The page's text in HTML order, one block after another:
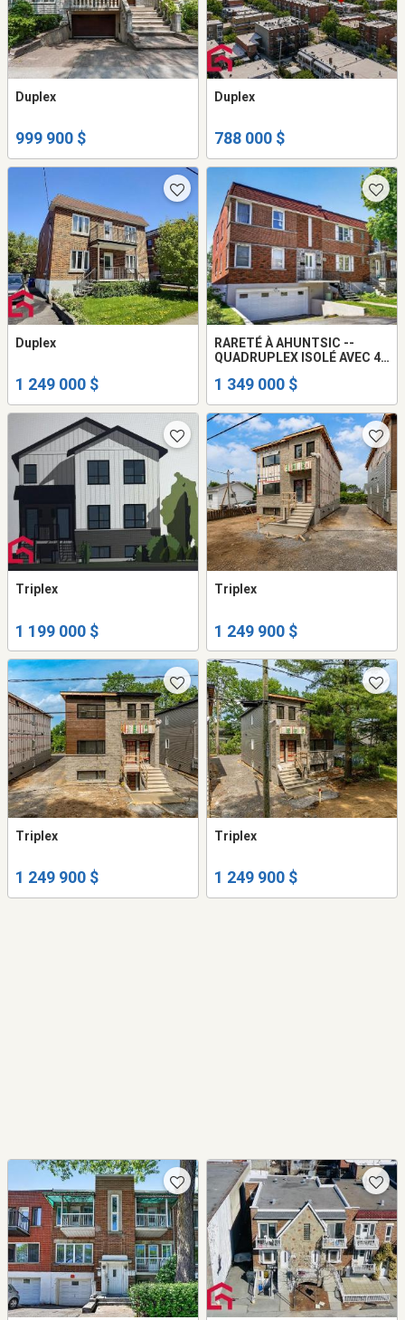
Duplex
999 900 $
Duplex
788 000 $
Duplex
1 249 000 $
RARETÉ À AHUNTSIC --
QUADRUPLEX ISOLÉ AVEC 4
à revenu à vendre Montréal
1 349 000 $
Triplex
1 199 000 $
Triplex
1 249 900 $
Triplex
1 249 900 $
Triplex
1 249 900 $